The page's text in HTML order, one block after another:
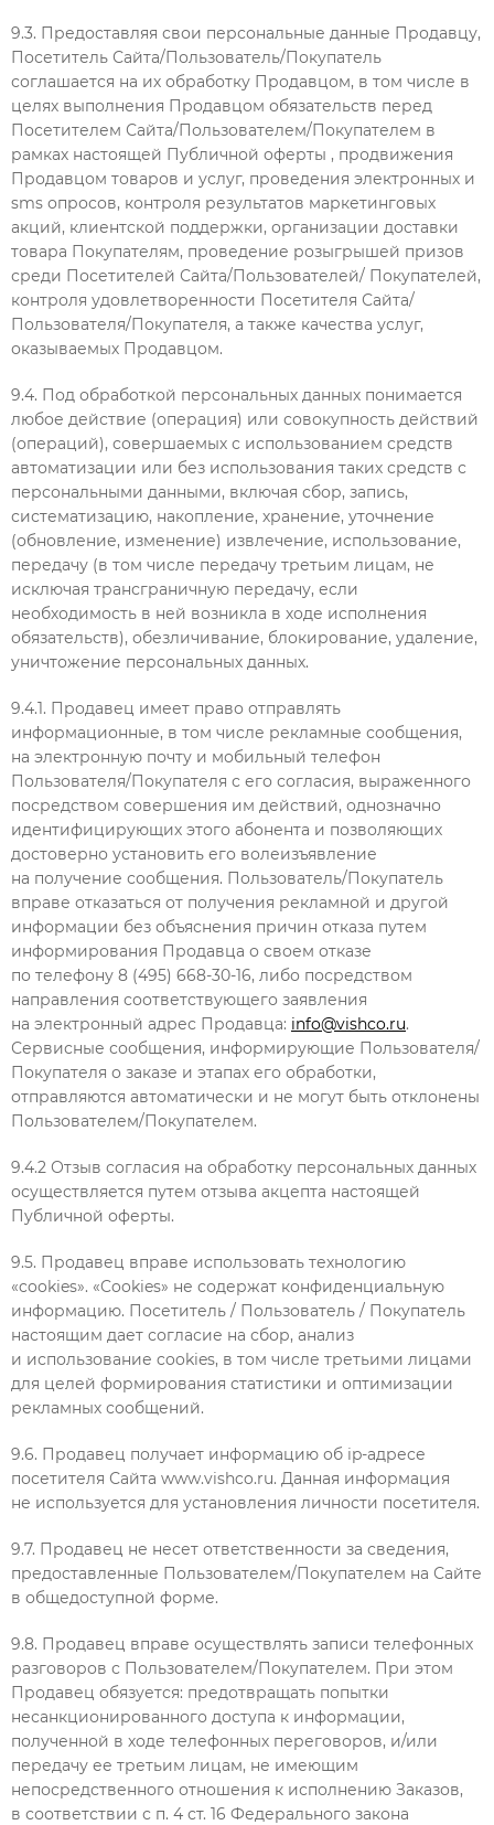
9.3. Предоставляя свои персональные данные Продавцу,
Посетитель Сайта/Пользователь/Покупатель
соглашается на их обработку Продавцом, в том числе в
целях выполнения Продавцом обязательств перед
Посетителем Сайта/Пользователем/Покупателем в
рамках настоящей Публичной оферты , продвижения
Продавцом товаров и услуг, проведения электронных и
sms опросов, контроля результатов маркетинговых
акций, клиентской поддержки, организации доставки
товара Покупателям, проведение розыгрышей призов
среди Посетителей Сайта/Пользователей/ Покупателей,
контроля удовлетворенности Посетителя Сайта/
Пользователя/Покупателя, а также качества услуг,
оказываемых Продавцом.
9.4. Под обработкой персональных данных понимается
любое действие (операция) или совокупность действий
(операций), совершаемых с использованием средств
автоматизации или без использования таких средств с
персональными данными, включая сбор, запись,
систематизацию, накопление, хранение, уточнение
(обновление, изменение) извлечение, использование,
передачу (в том числе передачу третьим лицам, не
исключая трансграничную передачу, если
необходимость в ней возникла в ходе исполнения
обязательств), обезличивание, блокирование, удаление,
уничтожение персональных данных.
9.4.1. Продавец имеет право отправлять
информационные, в том числе рекламные сообщения,
на электронную почту и мобильный телефон
Пользователя/Покупателя с его согласия, выраженного
посредством совершения им действий, однозначно
идентифицирующих этого абонента и позволяющих
достоверно установить его волеизъявление
на получение сообщения. Пользователь/Покупатель
вправе отказаться от получения рекламной и другой
информации без объяснения причин отказа путем
информирования Продавца о своем отказе
по телефону 8 (495) 668-30-16, либо посредством
направления соответствующего заявления
на электронный адрес Продавца: info@vishco.ru.
Сервисные сообщения, информирующие Пользователя/
Покупателя о заказе и этапах его обработки,
отправляются автоматически и не могут быть отклонены
Пользователем/Покупателем.
9.4.2 Отзыв согласия на обработку персональных данных
осуществляется путем отзыва акцепта настоящей
Публичной оферты.
9.5. Продавец вправе использовать технологию
«cookies». «Cookies» не содержат конфиденциальную
информацию. Посетитель / Пользователь / Покупатель
настоящим дает согласие на сбор, анализ
и использование cookies, в том числе третьими лицами
для целей формирования статистики и оптимизации
рекламных сообщений.
9.6. Продавец получает информацию об ip-адресе
посетителя Сайта www.vishco.ru. Данная информация
не используется для установления личности посетителя.
9.7. Продавец не несет ответственности за сведения,
предоставленные Пользователем/Покупателем на Сайте
в общедоступной форме.
9.8. Продавец вправе осуществлять записи телефонных
разговоров с Пользователем/Покупателем. При этом
Продавец обязуется: предотвращать попытки
несанкционированного доступа к информации,
полученной в ходе телефонных переговоров, и/или
передачу ее третьим лицам, не имеющим
непосредственного отношения к исполнению Заказов,
в соответствии с п. 4 ст. 16 Федерального закона